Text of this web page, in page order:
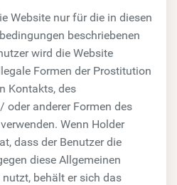
Website nur für die in diesen
beschriebenen
wird die Website
Formen der Prostitution
Kontakts, des
oder anderer Formen des
Wenn Holder
dass der Benutzer die
diese Allgemeinen
behält er sich das